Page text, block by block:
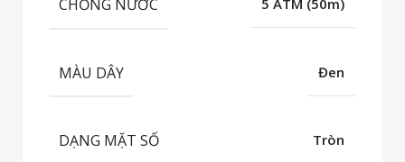
CHỐNG NƯỚC
MÀU DÂY Đen
DẠNG MẶT SỐ Tròn